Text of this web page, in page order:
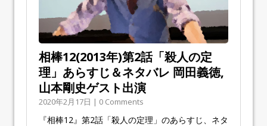
相棒12(2013年)第2話「殺人の定
理」あらすじ＆ネタバレ 岡田義徳,
山本剛史ゲスト出演
2020年2月17日 | 0 Comments
『相棒12』第2話「殺人の定理」のあらすじ、ネタ